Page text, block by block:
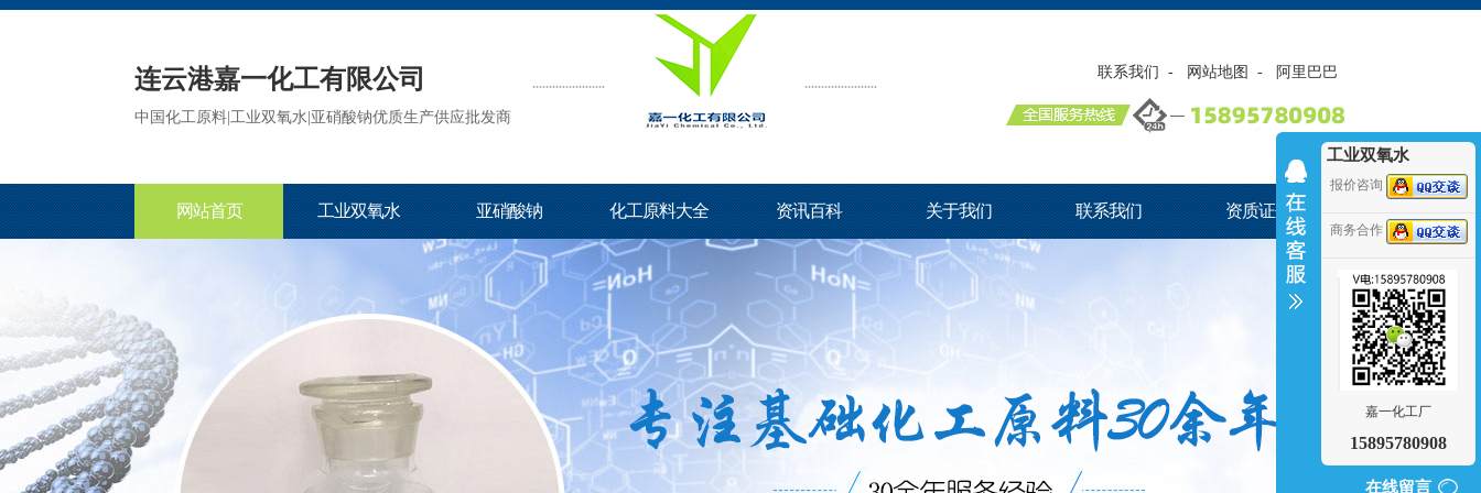
连云港嘉一化工有限公司
中国化工原料|工业双氧水|亚硝酸钠优质生产供应批发商
联系我们 - 网站地图 - 阿里巴巴
网站首页 工业双氧水 亚硝酸钠 化工原料大全 资讯百科 关于我们 联系我们 资质证书
工业双氧水
报价咨询
商务合作
嘉一化工厂
15895780908
在线留言